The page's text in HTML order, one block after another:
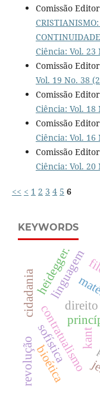
Comissão
Ciência: Vol. 23
Comissão
Vol. 19 No. 38
Comissão
Ciência: Vol. 18
Comissão
Ciência: Vol. 16
Comissão
Ciência: Vol. 20
<< < 1 2 3 4 5 6
KEYWORDS
kant
direito
contratualismo
linguagem
sofística
heidegger.
bioética
cidadania
revolução